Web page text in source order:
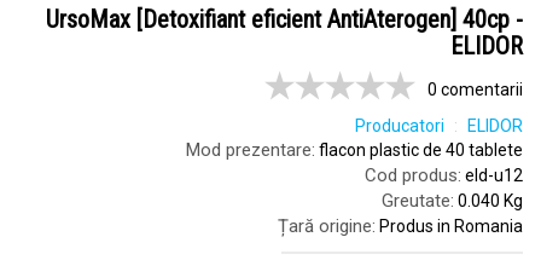
UrsoMax [Detoxifiant eficient AntiAterogen] 40cp -
ELIDOR
0 comentarii
Producatori
ELIDOR
Mod prezentare: flacon plastic de 40 tablete
Cod produs: eld-u12
Greutate: 0.040 Kg
Țară origine: Produs in Romania